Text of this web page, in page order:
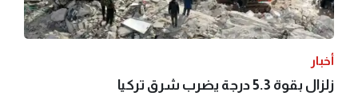
أخبار
زلزال بقوة 5.3 درجة يضرب شرق تركيا